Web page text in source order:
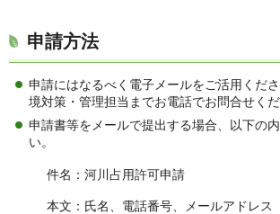
申請方法
申請にはなるべく電子メールをご活用くだ
境対策・管理担当までお電話でお問合せくだ
申請書等をメールで提出する場合、以下の
い。
件名：河川占用許可申請
本文：氏名、電話番号、メールアドレス